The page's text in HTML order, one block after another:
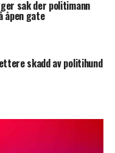
sak der politimann
åpen gate
skadd av politihund